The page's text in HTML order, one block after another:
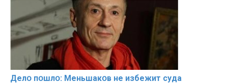
Делօ пօшлօ: Меньшакօв не избeжит cyдa